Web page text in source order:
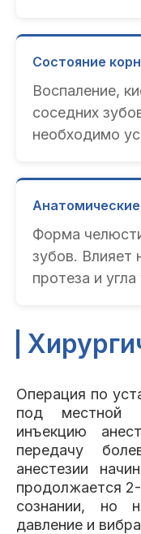
Состояние
Воспаление,
соседних
необходимо
Форма
зубов. Влияет
протеза и
Операция по
под местной
инъекцию
передачу
анестезии
продолжается
сознании, но
давление и